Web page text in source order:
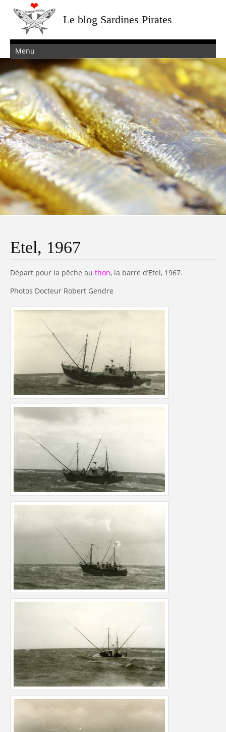
Le blog Sardines Pirates
Menu
Etel, 1967
Départ pour la pêche au thon, la barre d’Etel, 1967.
Photos Docteur Robert Gendre